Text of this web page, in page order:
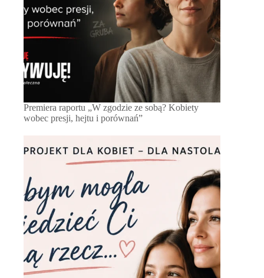
Premiera raportu „W zgodzie ze sobą? Kobiety
wobec presji, hejtu i porównań”